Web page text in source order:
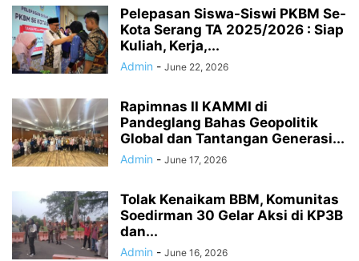
Pelepasan Siswa-Siswi PKBM Se-
Kota Serang TA 2025/2026 : Siap
Kuliah, Kerja,...
Admin - June 22, 2026
Rapimnas II KAMMI di
Pandeglang Bahas Geopolitik
Global dan Tantangan Generasi...
Admin - June 17, 2026
Tolak Kenaikam BBM, Komunitas
Soedirman 30 Gelar Aksi di KP3B
dan...
Admin - June 16, 2026